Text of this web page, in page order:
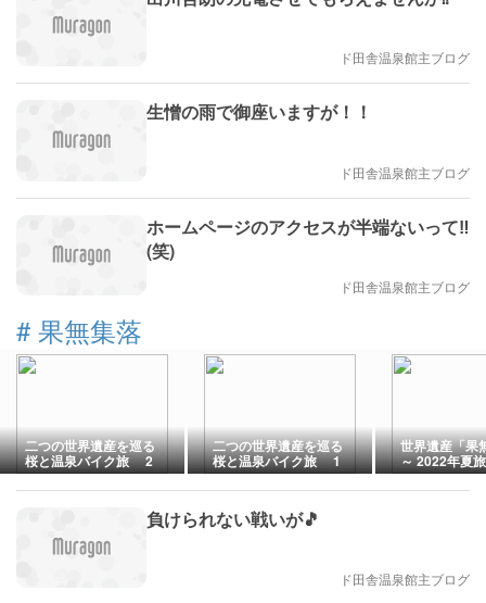
ド田舎温泉館主ブログ
生憎の雨で御座いますが！！
ド田舎温泉館主ブログ
ホームページのアクセスが半端ないって‼️
(笑)
ド田舎温泉館主ブログ
# 果無集落
二つの世界遺産を巡る
桜と温泉バイク旅 2
二つの世界遺産を巡る
桜と温泉バイク旅 1
世界遺産「果
～ 2022年夏
負けられない戦いが🎵
ド田舎温泉館主ブログ